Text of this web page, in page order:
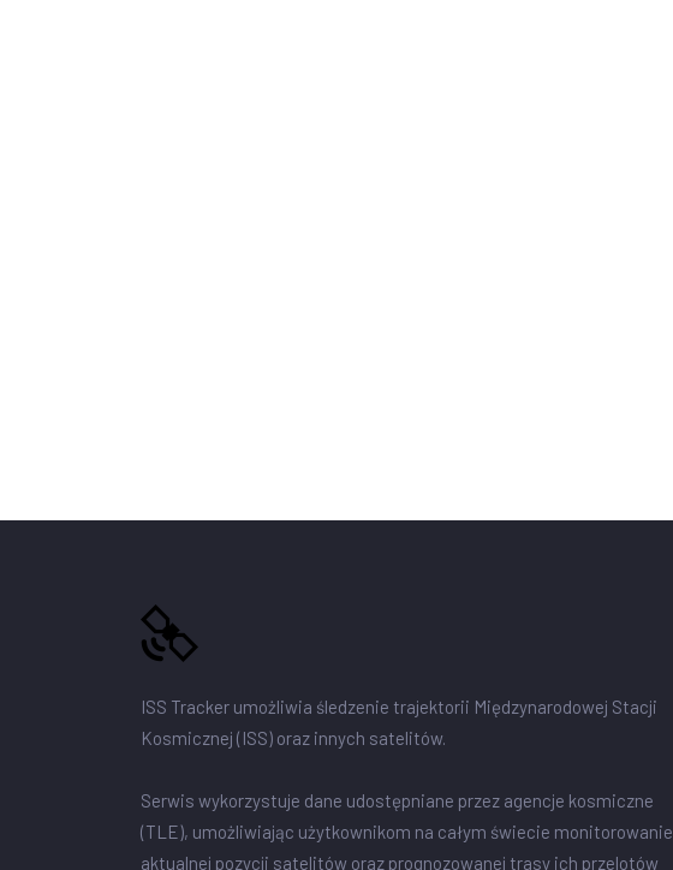
ISS Tracker umożliwia śledzenie trajektorii Międzynarodowej Stacji
Kosmicznej (ISS) oraz innych satelitów.
Serwis wykorzystuje dane udostępniane przez agencje kosmiczne
(TLE), umożliwiając użytkownikom na całym świecie monitorowanie
aktualnej pozycji satelitów oraz prognozowanej trasy ich przelotów